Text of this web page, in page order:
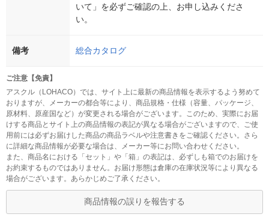
いて」を必ずご確認の上、お申し込みくださ
い。
備考 総合カタログ
ご注意【免責】
アスクル（LOHACO）では、サイト上に最新の商品情報を表示するよう努めて
おりますが、メーカーの都合等により、商品規格・仕様（容量、パッケージ、
原材料、原産国など）が変更される場合がございます。このため、実際にお届
けする商品とサイト上の商品情報の表記が異なる場合がございますので、ご使
用前には必ずお届けした商品の商品ラベルや注意書きをご確認ください。さら
に詳細な商品情報が必要な場合は、メーカー等にお問い合わせください。
また、商品名における「セット」や「箱」の表記は、必ずしも箱でのお届けを
お約束するものではありません。お届け形態は倉庫の在庫状況等により異なる
場合がございます。あらかじめご了承ください。
商品情報の誤りを報告する